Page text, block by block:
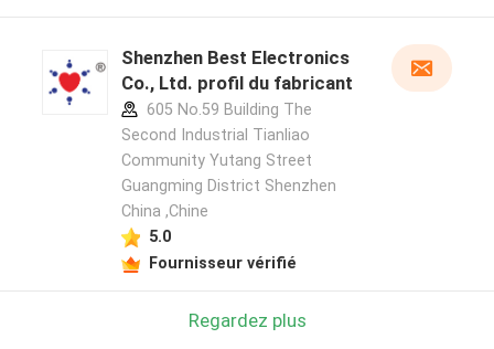
Shenzhen Best Electronics
Co., Ltd. profil du fabricant
605 No.59 Building The
Second Industrial Tianliao
Community Yutang Street
Guangming District Shenzhen
China ,Chine
5.0
Fournisseur vérifié
Regardez plus